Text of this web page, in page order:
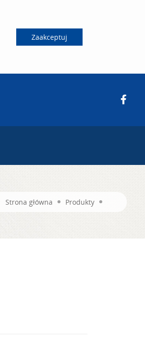
Zaakceptuj
Strona główna Produkty